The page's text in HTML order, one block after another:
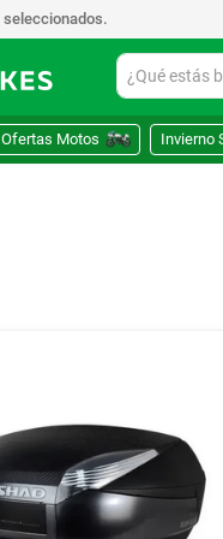
¿Qué estás
Ofertas Motos Invierno